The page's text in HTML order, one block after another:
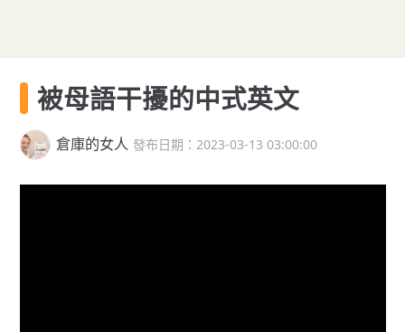
被母語干擾的中式英文
倉庫的女人 發布日期：2023-03-13 03:00:00